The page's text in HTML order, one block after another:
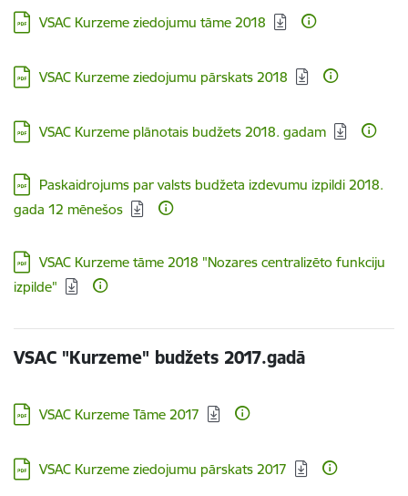
Lejupielādēt:
VSAC Kurzeme ziedojumu tāme 2018
Lejupielādēt:
VSAC Kurzeme ziedojumu pārskats 2018
Lejupielādēt:
VSAC Kurzeme plānotais budžets 2018. gadam
Lejupielādēt:
Paskaidrojums par valsts budžeta izdevumu izpildi 2018.
gada 12 mēnešos
Lejupielādēt:
VSAC Kurzeme tāme 2018 "Nozares centralizēto funkciju
izpilde"
VSAC "Kurzeme" budžets 2017.gadā
Lejupielādēt:
VSAC Kurzeme Tāme 2017
Lejupielādēt:
VSAC Kurzeme ziedojumu pārskats 2017